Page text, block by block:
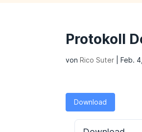
Protokoll
vonRico Suter |Feb.
Download